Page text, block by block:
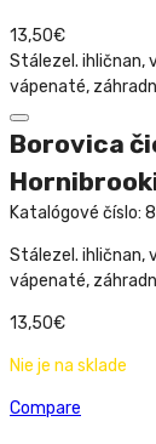
13,50€
Stálezel. ihličnan,
vápenaté,
Borovica
Katalógové číslo:
Stálezel. ihličnan,
vápenaté,
13,50€
Nie je na sklade
Compare